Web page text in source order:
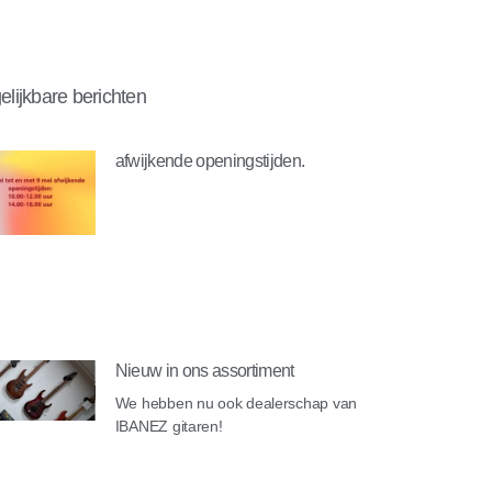
berichten
afwijkende openingstijden.
Nieuw in ons assortiment
We hebben nu ook dealerschap van
IBANEZ gitaren!